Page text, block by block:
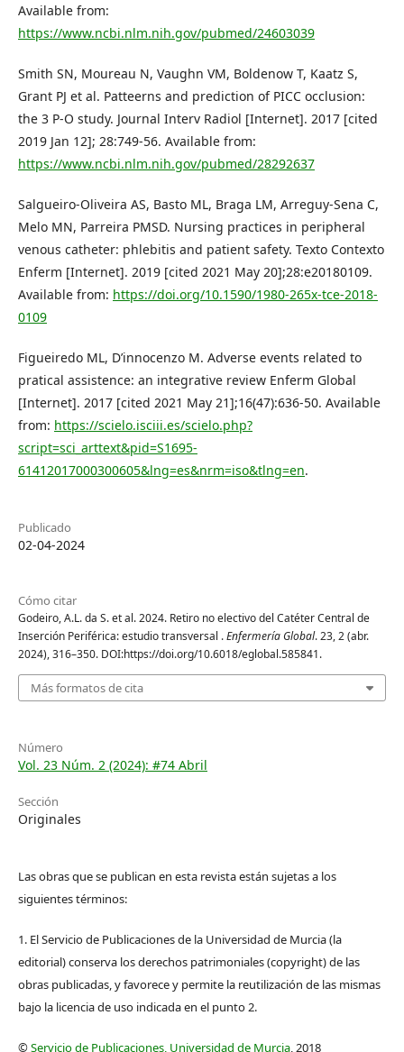
Available from:
https://www.ncbi.nlm.nih.gov/pubmed/24603039
Smith SN, Moureau N, Vaughn VM, Boldenow T, Kaatz S,
Grant PJ et al. Patteerns and prediction of PICC occlusion:
the 3 P-O study. Journal Interv Radiol [Internet]. 2017 [cited
2019 Jan 12]; 28:749-56. Available from:
https://www.ncbi.nlm.nih.gov/pubmed/28292637
Salgueiro-Oliveira AS, Basto ML, Braga LM, Arreguy-Sena C,
Melo MN, Parreira PMSD. Nursing practices in peripheral
venous catheter: phlebitis and patient safety. Texto Contexto
Enferm [Internet]. 2019 [cited 2021 May 20];28:e20180109.
Available from: https://doi.org/10.1590/1980-265x-tce-2018-
0109
Figueiredo ML, D’innocenzo M. Adverse events related to
pratical assistence: an integrative review Enferm Global
[Internet]. 2017 [cited 2021 May 21];16(47):636-50. Available
from: https://scielo.isciii.es/scielo.php?
script=sci_arttext&pid=S1695-
61412017000300605&lng=es&nrm=iso&tlng=en.
Publicado
02-04-2024
Cómo citar
Godeiro, A.L. da S. et al. 2024. Retiro no electivo del Catéter Central de
Inserción Periférica: estudio transversal .Enfermería Global. 23, 2 (abr.
2024), 316–350. DOI:https://doi.org/10.6018/eglobal.585841.
Más formatos de cita
Número
Vol. 23 Núm. 2 (2024): #74 Abril
Sección
Originales
Las obras que se publican en esta revista están sujetas a los
siguientes términos:
1. El Servicio de Publicaciones de la Universidad de Murcia (la
editorial) conserva los derechos patrimoniales (copyright) de las
obras publicadas, y favorece y permite la reutilización de las mismas
bajo la licencia de uso indicada en el punto 2.
©Servicio de Publicaciones, Universidad de Murcia, 2018